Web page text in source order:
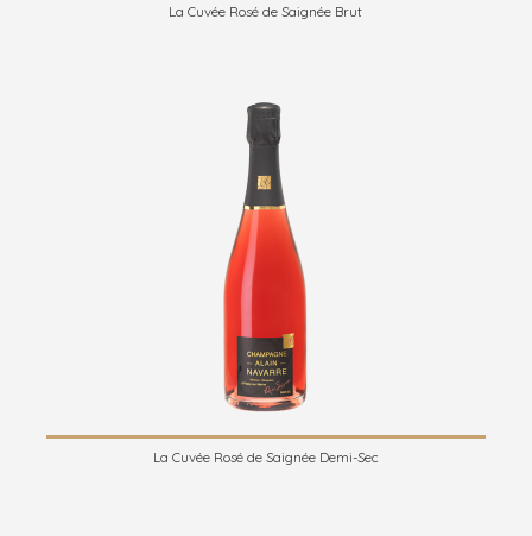
La Cuvée Rosé de Saignée Brut
La Cuvée Rosé de Saignée Demi-Sec